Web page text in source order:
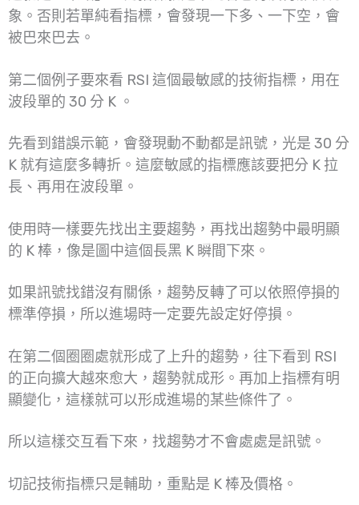
象。否則若單純看指標，會發現一下多、一下空，會
被巴來巴去。
第二個例子要來看 RSI 這個最敏感的技術指標，用在
波段單的 30 分 K 。
先看到錯誤示範，會發現動不動都是訊號，光是 30 分
K 就有這麼多轉折。這麼敏感的指標應該要把分 K 拉
長、再用在波段單。
使用時一樣要先找出主要趨勢，再找出趨勢中最明顯
的 K 棒，像是圖中這個長黑 K 瞬間下來。
如果訊號找錯沒有關係，趨勢反轉了可以依照停損的
標準停損，所以進場時一定要先設定好停損。
在第二個圈圈處就形成了上升的趨勢，往下看到 RSI
的正向擴大越來愈大，趨勢就成形。再加上指標有明
顯變化，這樣就可以形成進場的某些條件了。
所以這樣交互看下來，找趨勢才不會處處是訊號。
切記技術指標只是輔助，重點是 K 棒及價格。